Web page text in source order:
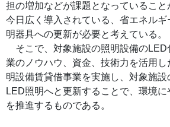
担の増加などが課題となっているこ
今日広く導入されている、省エネル
明器具への更新が必要と考えている。
そこで、対象施設の照明設備のLED
業のノウハウ、資金、技術力を活用
明設備賃貸借事業を実施し、対象施
LED照明へと更新することで、環境に
を推進するものである。